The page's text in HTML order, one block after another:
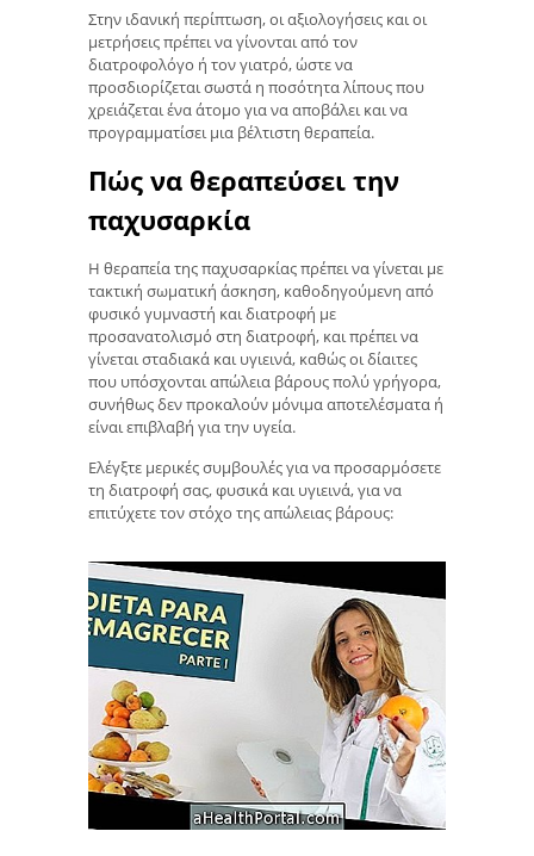
Στην ιδανική περίπτωση, οι αξιολογήσεις και οι
μετρήσεις πρέπει να γίνονται από τον
διατροφολόγο ή τον γιατρό, ώστε να
προσδιορίζεται σωστά η ποσότητα λίπους που
χρειάζεται ένα άτομο για να αποβάλει και να
προγραμματίσει μια βέλτιστη θεραπεία.
Πώς να θεραπεύσει την
παχυσαρκία
Η θεραπεία της παχυσαρκίας πρέπει να γίνεται με
τακτική σωματική άσκηση, καθοδηγούμενη από
φυσικό γυμναστή και διατροφή με
προσανατολισμό στη διατροφή, και πρέπει να
γίνεται σταδιακά και υγιεινά, καθώς οι δίαιτες
που υπόσχονται απώλεια βάρους πολύ γρήγορα,
συνήθως δεν προκαλούν μόνιμα αποτελέσματα ή
είναι επιβλαβή για την υγεία.
Ελέγξτε μερικές συμβουλές για να προσαρμόσετε
τη διατροφή σας, φυσικά και υγιεινά, για να
επιτύχετε τον στόχο της απώλειας βάρους: